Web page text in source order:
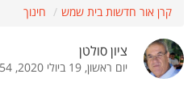
קרן אור חדשות בית שמש חינוך
ציון סולטן
יום ראשון, 19 ביולי 2020, 14:54